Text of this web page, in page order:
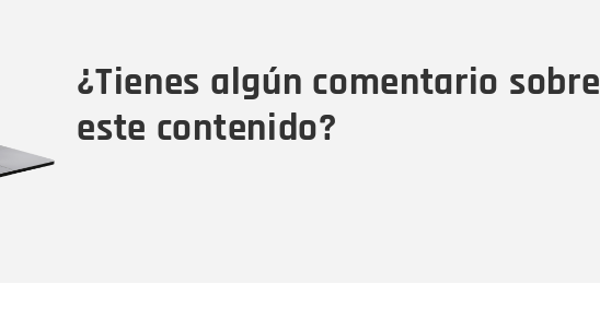
¿Tienes algún comentario sobre
este contenido?